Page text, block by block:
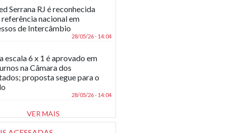
Serrana RJ é reconhecida
nacional em
de Intercâmbio
28/05/26 - 14:04
escala 6 x 1 é aprovado em
na Câmara dos
proposta segue para o
28/05/26 - 14:04
VER MAIS